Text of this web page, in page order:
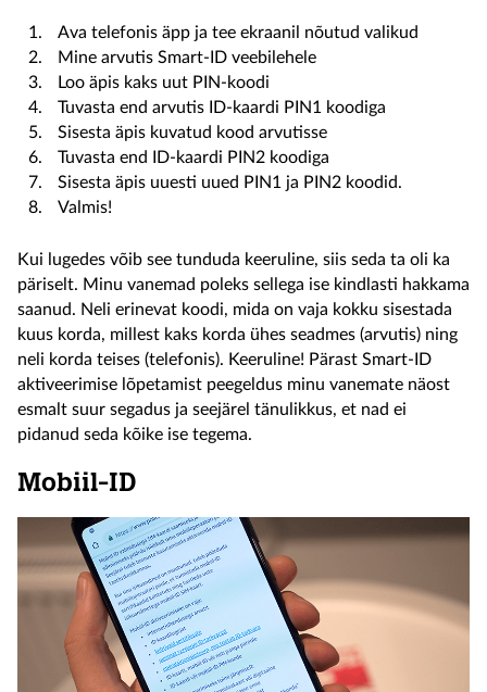
Ava telefonis äpp ja tee ekraanil nõutud valikud
Mine arvutis Smart-ID veebilehele
Loo äpis kaks uut PIN-koodi
Tuvasta end arvutis ID-kaardi PIN1 koodiga
Sisesta äpis kuvatud kood arvutisse
Tuvasta end ID-kaardi PIN2 koodiga
Sisesta äpis uuesti uued PIN1 ja PIN2 koodid.
Valmis!
Kui lugedes võib see tunduda keeruline, siis seda ta oli ka
päriselt. Minu vanemad poleks sellega ise kindlasti hakkama
saanud. Neli erinevat koodi, mida on vaja kokku sisestada
kuus korda, millest kaks korda ühes seadmes (arvutis) ning
neli korda teises (telefonis). Keeruline! Pärast Smart-ID
aktiveerimise lõpetamist peegeldus minu vanemate näost
esmalt suur segadus ja seejärel tänulikkus, et nad ei
pidanud seda kõike ise tegema.
Mobiil-ID